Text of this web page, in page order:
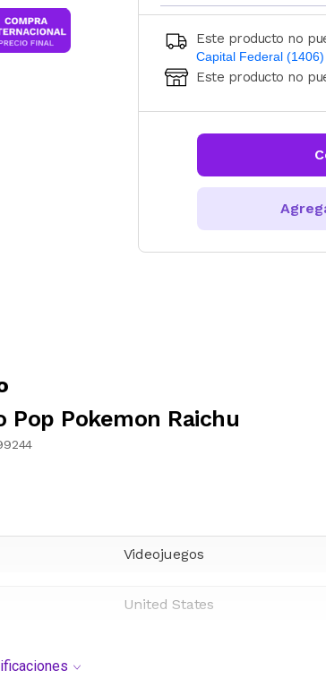
Este producto no
Capital Federal (1406)
Ingresá código postal
Este producto no
Pop Pokemon Raichu
Videojuegos
United States